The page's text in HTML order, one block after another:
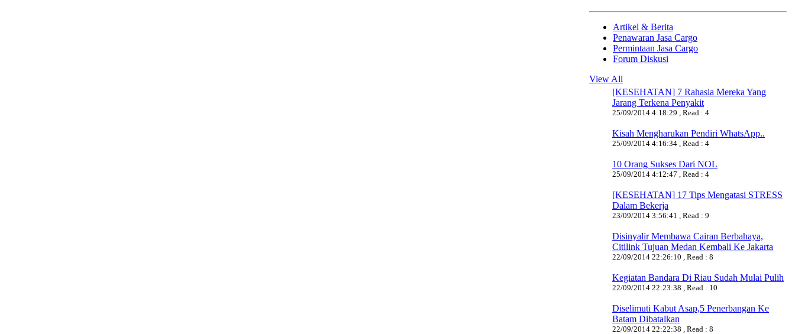
Artikel & Berita
Penawaran Jasa Cargo
Permintaan Jasa Cargo
Forum Diskusi
View All
[KESEHATAN] 7 Rahasia Mereka Yang
Jarang Terkena Penyakit
25/09/2014 4:18:29 , Read : 4
Kisah Mengharukan Pendiri WhatsApp..
25/09/2014 4:16:34 , Read : 4
10 Orang Sukses Dari NOL
25/09/2014 4:12:47 , Read : 4
[KESEHATAN] 17 Tips Mengatasi STRESS
Dalam Bekerja
23/09/2014 3:56:41 , Read : 9
Disinyalir Membawa Cairan Berbahaya,
Citilink Tujuan Medan Kembali Ke Jakarta
22/09/2014 22:26:10 , Read : 8
Kegiatan Bandara Di Riau Sudah Mulai Pulih
22/09/2014 22:23:38 , Read : 10
Diselimuti Kabut Asap,5 Penerbangan Ke
Batam Dibatalkan
22/09/2014 22:22:38 , Read : 8